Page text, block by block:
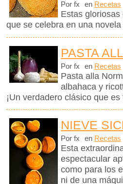
Por fx en Recetas
Estas
que se celebra en una
PASTA
Por fx en Recetas
Pasta alla
albahaca y
¡Un verdadero clásico que
NIEVE
Por fx en Recetas
Esta
espectacular
como para los
ni de una